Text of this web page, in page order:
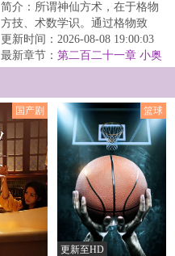
简介：所谓神仙方术，在于格物
方技、术数学识。通过格物致
知，方士总结道理本质，追寻理
想提升，一代比一...
更新时间：2026-08-08 19:00:03
最新章节： 第二百二十一章 小奥
国产剧 篮球
更新至HD